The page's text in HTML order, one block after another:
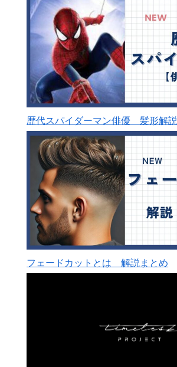
歴代スパイダーマン俳優 髪形解説
フェードカットとは 解説まとめ